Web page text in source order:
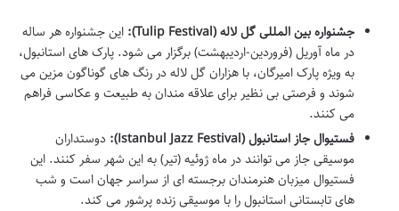
جشنواره بین المللی گل لاله (Tulip Festival):
این جشنواره هر ساله
در ماه آوریل (فروردین-اردیبهشت) برگزار می شود. پارک های استانبول،
به ویژه پارک امیرگان، با هزاران گل لاله در رنگ های گوناگون مزین می
شوند و فرصتی بی نظیر برای علاقه مندان به طبیعت و عکاسی فراهم
می کنند.
فستیوال جاز استانبول (Istanbul Jazz Festival):
دوستداران
موسیقی جاز می توانند در ماه ژوئیه (تیر) به این شهر سفر کنند. این
فستیوال میزبان هنرمندان برجسته ای از سراسر جهان است و شب
های تابستانی استانبول را با موسیقی زنده پرشور می کند.